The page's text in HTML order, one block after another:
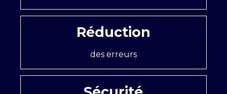
Réduction
des erreurs